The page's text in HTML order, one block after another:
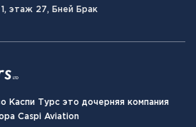
этаж 27, Бней Брак
Каспи Турс это дочерняя компания
Caspi Aviation